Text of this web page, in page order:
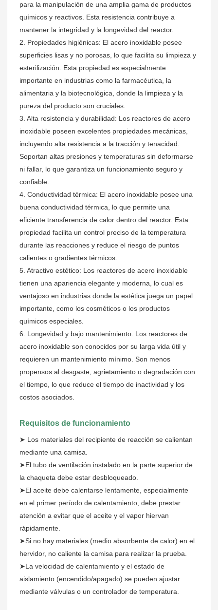
para la manipulación de una amplia gama de productos
químicos y reactivos. Esta resistencia contribuye a
mantener la integridad y la longevidad del reactor.
2. Propiedades higiénicas: El acero inoxidable posee
superficies lisas y no porosas, lo que facilita su limpieza y
esterilización. Esta propiedad es especialmente
importante en industrias como la farmacéutica, la
alimentaria y la biotecnológica, donde la limpieza y la
pureza del producto son cruciales.
3. Alta resistencia y durabilidad: Los reactores de acero
inoxidable poseen excelentes propiedades mecánicas,
incluyendo alta resistencia a la tracción y tenacidad.
Soportan altas presiones y temperaturas sin deformarse
ni fallar, lo que garantiza un funcionamiento seguro y
confiable.
4. Conductividad térmica: El acero inoxidable posee una
buena conductividad térmica, lo que permite una
eficiente transferencia de calor dentro del reactor. Esta
propiedad facilita un control preciso de la temperatura
durante las reacciones y reduce el riesgo de puntos
calientes o gradientes térmicos.
5. Atractivo estético: Los reactores de acero inoxidable
tienen una apariencia elegante y moderna, lo cual es
ventajoso en industrias donde la estética juega un papel
importante, como los cosméticos o los productos
químicos especiales.
6. Longevidad y bajo mantenimiento: Los reactores de
acero inoxidable son conocidos por su larga vida útil y
requieren un mantenimiento mínimo. Son menos
propensos al desgaste, agrietamiento o degradación con
el tiempo, lo que reduce el tiempo de inactividad y los
costos asociados.
Requisitos de funcionamiento
➤ Los materiales del recipiente de reacción se calientan
mediante una camisa.
➤El tubo de ventilación instalado en la parte superior de
la chaqueta debe estar desbloqueado.
➤El aceite debe calentarse lentamente, especialmente
en el primer período de calentamiento, debe prestar
atención a evitar que el aceite y el vapor hiervan
rápidamente.
➤Si no hay materiales (medio absorbente de calor) en el
hervidor, no caliente la camisa para realizar la prueba.
➤La velocidad de calentamiento y el estado de
aislamiento (encendido/apagado) se pueden ajustar
mediante válvulas o un controlador de temperatura.